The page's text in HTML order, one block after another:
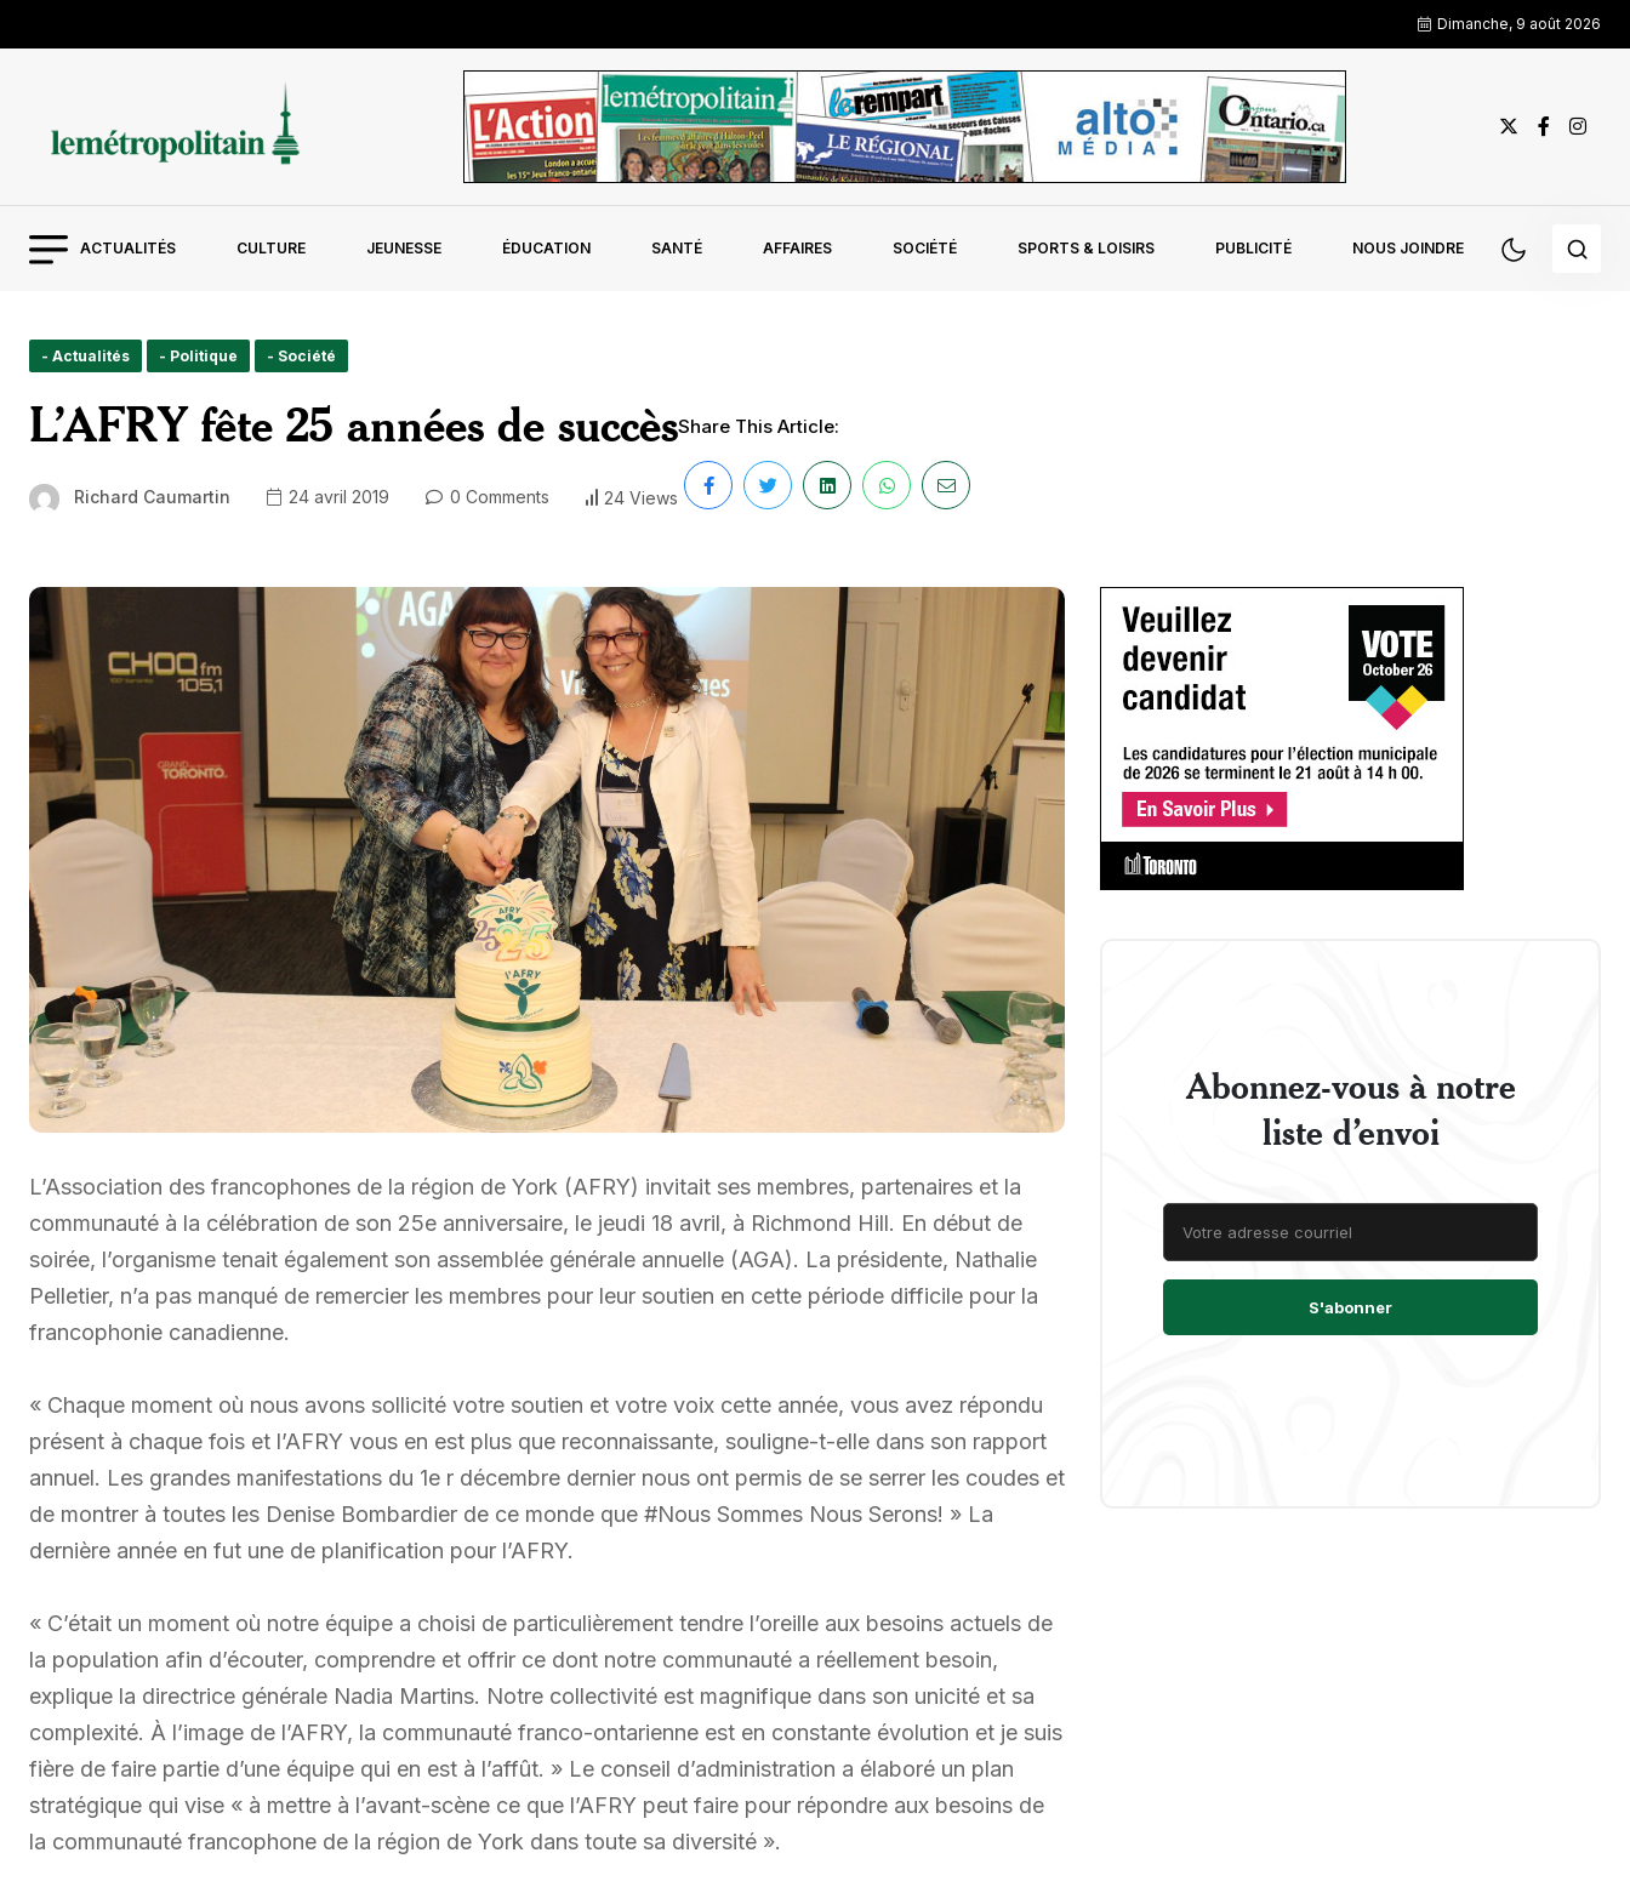
Dimanche, 9 août 2026
ACTUALITÉS CULTURE JEUNESSE ÉDUCATION SANTÉ AFFAIRES SOCIÉTÉ SPORTS & LOISIRS PUBLICITÉ NOUS JOINDRE
- Actualités - Politique - Société
L’AFRY fête 25 années de succès
Richard Caumartin 24 avril 2019 0 Comments 24 Views
Share This Article:
L’Association des francophones de la région de York (AFRY) invitait ses membres, partenaires et la
communauté à la célébration de son 25e anniversaire, le jeudi 18 avril, à Richmond Hill. En début de
soirée, l’organisme tenait également son assemblée générale annuelle (AGA). La présidente, Nathalie
Pelletier, n’a pas manqué de remercier les membres pour leur soutien en cette période difficile pour la
francophonie canadienne.
« Chaque moment où nous avons sollicité votre soutien et votre voix cette année, vous avez répondu
présent à chaque fois et l’AFRY vous en est plus que reconnaissante, souligne-t-elle dans son rapport
annuel. Les grandes manifestations du 1e r décembre dernier nous ont permis de se serrer les coudes et
de montrer à toutes les Denise Bombardier de ce monde que #Nous Sommes Nous Serons! » La
dernière année en fut une de planification pour l’AFRY.
« C’était un moment où notre équipe a choisi de particulièrement tendre l’oreille aux besoins actuels de
la population afin d’écouter, comprendre et offrir ce dont notre communauté a réellement besoin,
explique la directrice générale Nadia Martins. Notre collectivité est magnifique dans son unicité et sa
complexité. À l’image de l’AFRY, la communauté franco-ontarienne est en constante évolution et je suis
fière de faire partie d’une équipe qui en est à l’affût. » Le conseil d’administration a élaboré un plan
stratégique qui vise « à mettre à l’avant-scène ce que l’AFRY peut faire pour répondre aux besoins de
la communauté francophone de la région de York dans toute sa diversité ».
Abonnez-vous à notre
liste d’envoi